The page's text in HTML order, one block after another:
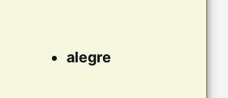
alegre